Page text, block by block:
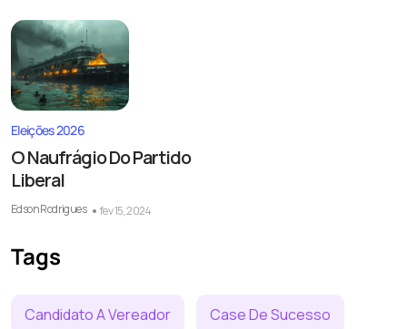
Eleições 2026
O Naufrágio Do Partido
Liberal
Edson Rodrigues fev 15, 2024
Tags
Candidato A Vereador Case De Sucesso